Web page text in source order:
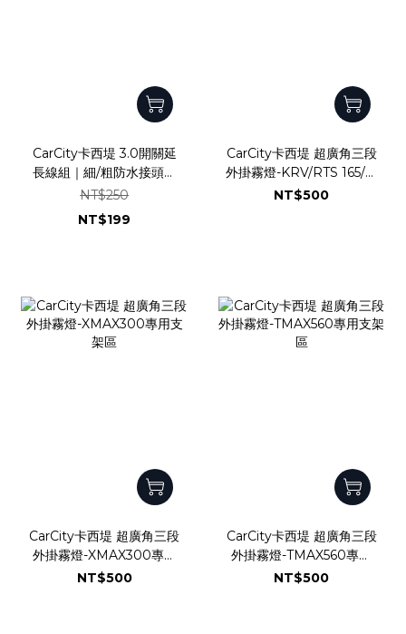
CarCity卡西堤 3.0開關延
長線組｜細/粗防水接頭設
計｜3.0智能版外掛霧燈專
用
NT$250
NT$199
CarCity卡西堤 超廣角三段
外掛霧燈-KRV/RTS 165/羅
馬GT專用支架區
NT$500
CarCity卡西堤 超廣角三段
外掛霧燈-XMAX300專用
支架區
NT$500
CarCity卡西堤 超廣角三段
外掛霧燈-TMAX560專用
支架區
NT$500